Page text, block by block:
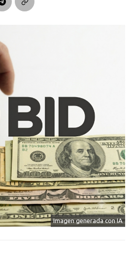
Imagen generada con IA